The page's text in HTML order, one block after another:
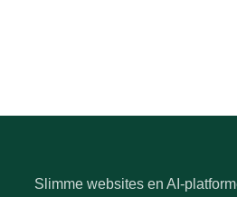
Slimme websites en AI-